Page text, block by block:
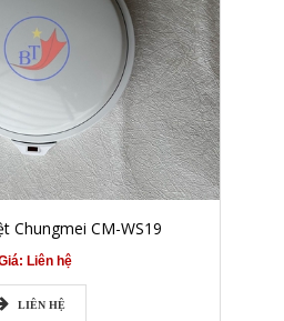
Chungmei CM-WS19
Liên hệ
LIÊN HỆ